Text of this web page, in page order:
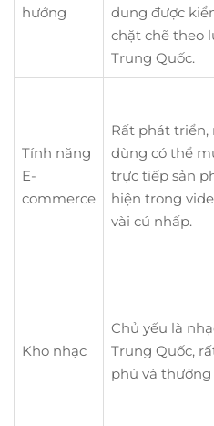
hướng
dung được
chặt chẽ theo
Trung Quốc.
Tính năng
E-
commerce
Rất phát triển,
dùng có thể
trực tiếp sản
hiện trong
vài cú nhấp.
Kho nhạc
Chủ yếu là
Trung Quốc,
phú và